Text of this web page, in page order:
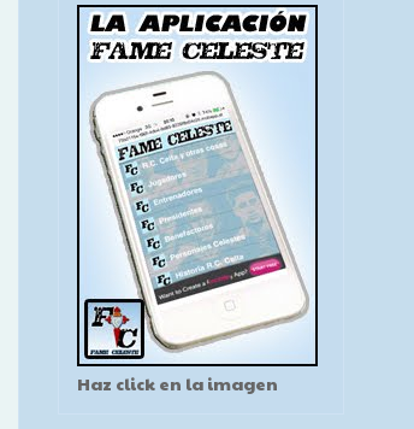
Haz click en la imagen